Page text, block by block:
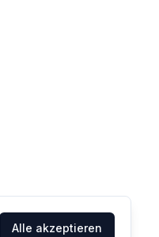
Alle akzeptieren